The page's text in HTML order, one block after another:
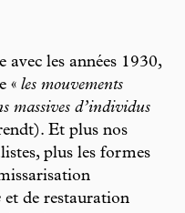
avec les années 1930,
« les mouvements
massives d’individus
Et plus nos
plus les formes
et de restauration